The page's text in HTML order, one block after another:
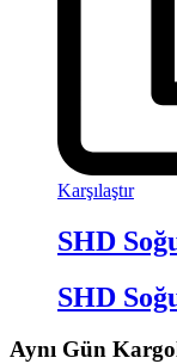
Karşılaştır
SHD
SHD
Aynı Gün